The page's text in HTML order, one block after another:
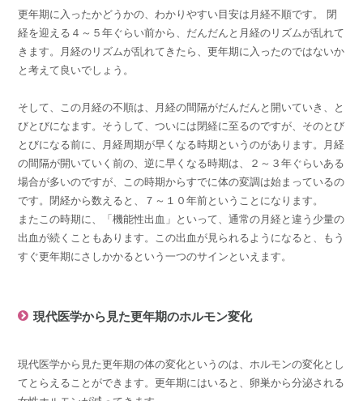
更年期に入ったかどうかの、わかりやすい目安は月経不順です。 閉
経を迎える４～５年ぐらい前から、だんだんと月経のリズムが乱れて
きます。月経のリズムが乱れてきたら、更年期に入ったのではないか
と考えて良いでしょう。
そして、この月経の不順は、月経の間隔がだんだんと開いていき、と
びとびになます。そうして、ついには閉経に至るのですが、そのとび
とびになる前に、月経周期が早くなる時期というのがあります。月経
の間隔が開いていく前の、逆に早くなる時期は、２～３年ぐらいある
場合が多いのですが、この時期からすでに体の変調は始まっているの
です。閉経から数えると、７～１０年前ということになります。
またこの時期に、「機能性出血」といって、通常の月経と違う少量の
出血が続くこともあります。この出血が見られるようになると、もう
すぐ更年期にさしかかるという一つのサインといえます。
現代医学から見た更年期のホルモン変化
現代医学から見た更年期の体の変化というのは、ホルモンの変化とし
てとらえることができます。更年期にはいると、卵巣から分泌される